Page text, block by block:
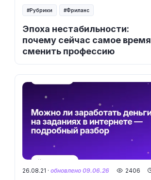
Эпоха нестабильности:
почему сейчас самое время
сменить профессию
Рубрики Фриланс
26.08.21 · обновлено 09.06.26 2406